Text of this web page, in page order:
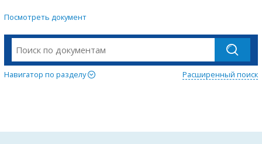
Посмотреть документ
Навигатор по разделу Расширенный поиск